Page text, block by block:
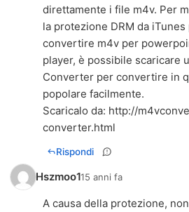
direttamente i file m4v. Per
la protezione DRM da
convertire m4v per
player, è possibile scaricare
Converter per convertire in
popolare facilmente.
Scaricalo da: http://
converter.html
Rispondi
Hszmoo115 anni fa
A causa della protezione,